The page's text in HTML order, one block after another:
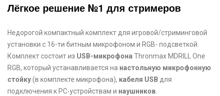
Лёгкое решение №1 для стримеров
Недорогой компактный комплект для игровой/стриминговой
установки с 16-ти битным микрофоном и RGB- подсветкой.
Комплект состоит из USB-микрофона Thronmax MDRILL One
RGB, который устанавливается на настольную микрофонную
стойку(в комплекте микрофона), кабеля USB для
подключения к РС-устройствам и наушников